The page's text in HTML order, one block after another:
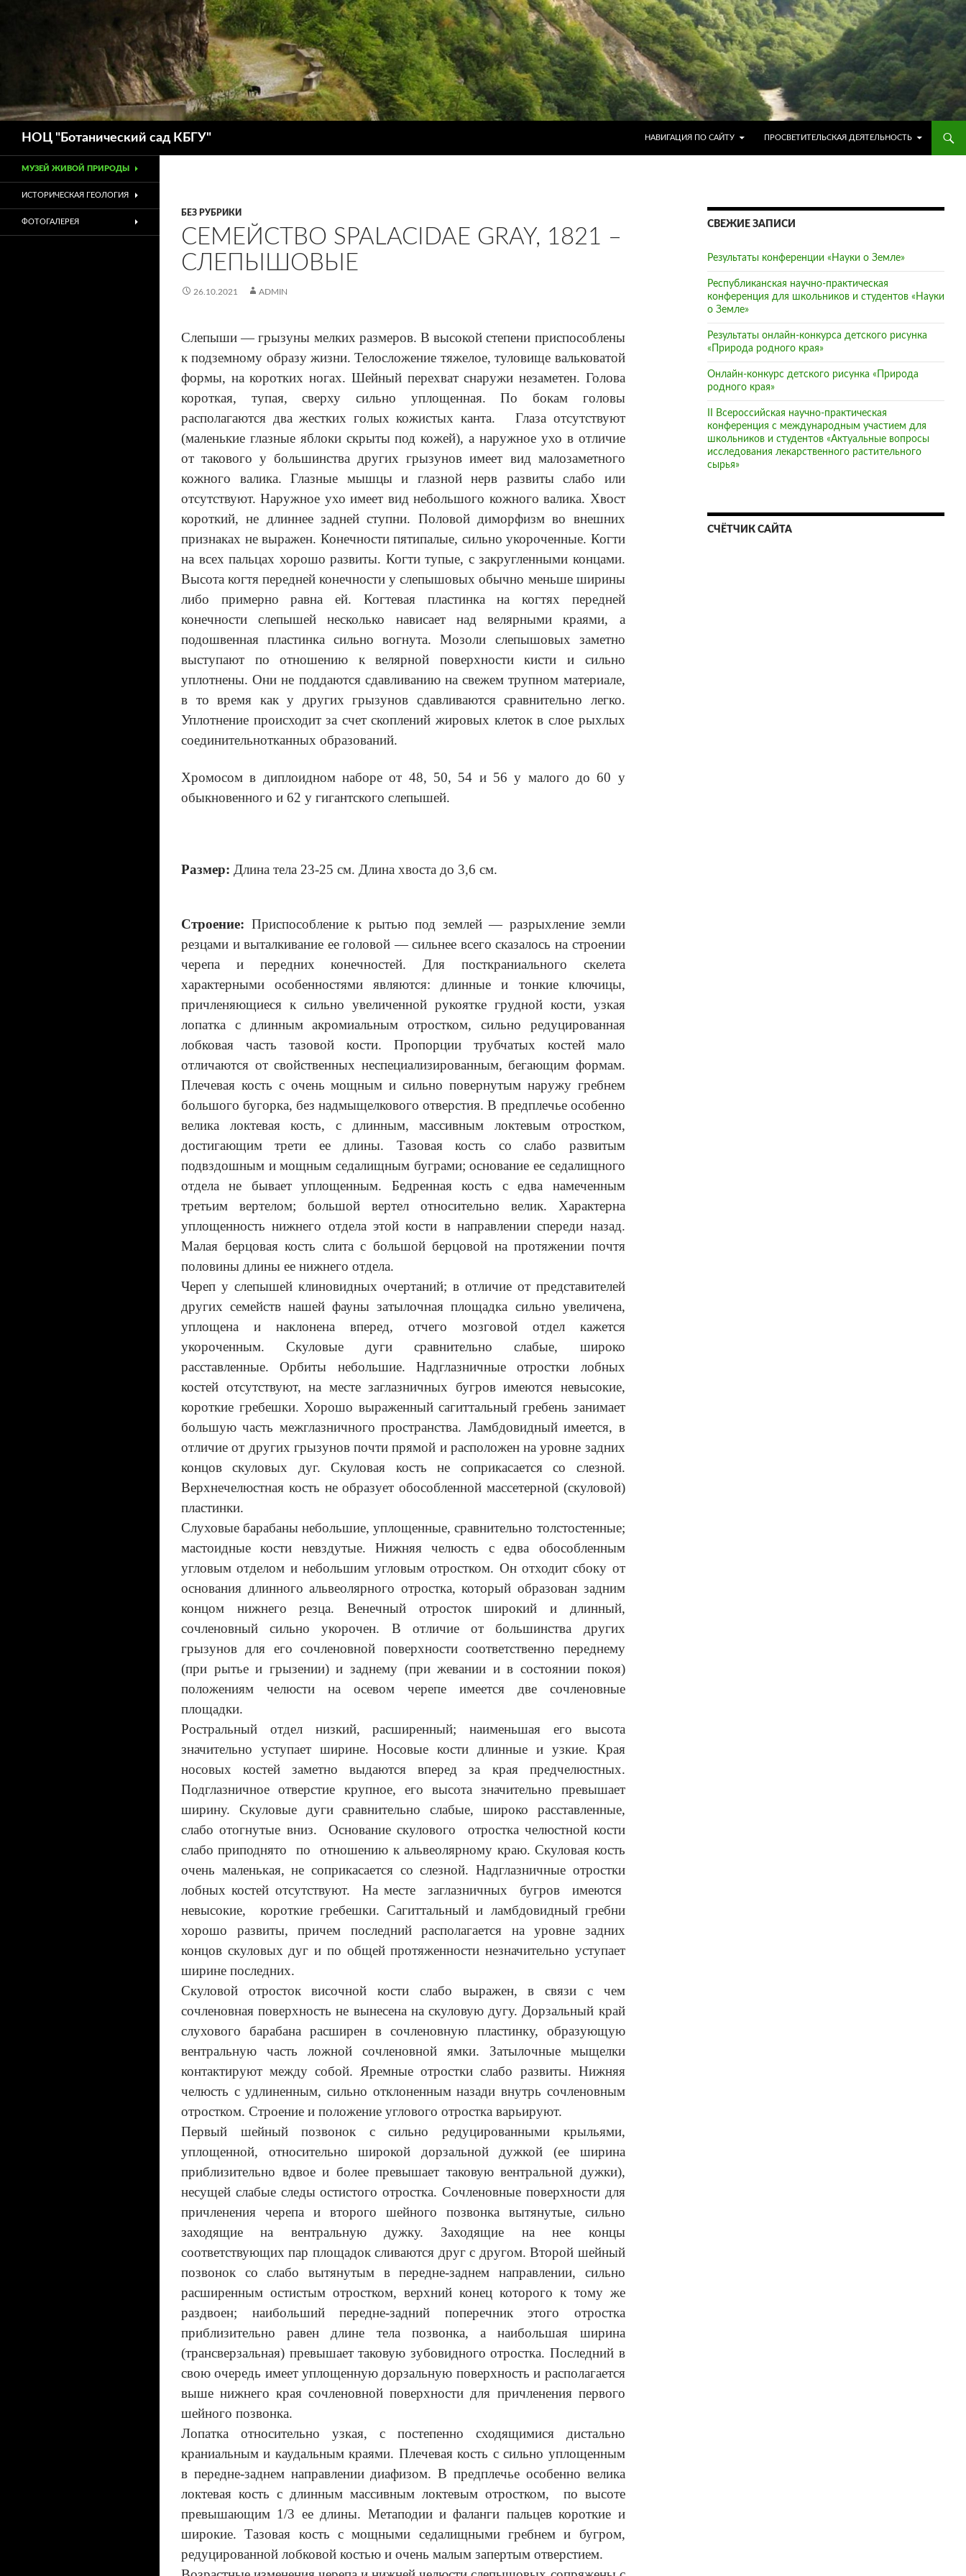
НОЦ "Ботанический сад КБГУ"
НАВИГАЦИЯ ПО САЙТУ
ПРОСВЕТИТЕЛЬСКАЯ ДЕЯТЕЛЬНОСТЬ
БЕЗ РУБРИКИ
СЕМЕЙСТВО SPALACIDAE GRAY, 1821 –
СЛЕПЫШОВЫЕ
26.10.2021 ADMIN
Слепыши — грызуны мелких размеров. В высокой степени приспособлены
к подземному образу жизни. Телосложение тяжелое, туловище вальковатой
формы, на коротких ногах. Шейный перехват снаружи незаметен. Голова
короткая, тупая, сверху сильно уплощенная. По бокам головы
располагаются два жестких голых кожистых канта.Глаза отсутствуют
(маленькие глазные яблоки скрыты под кожей), а наружное ухо в отличие
от такового у большинства других грызунов имеет вид малозаметного
кожного валика. Глазные мышцы и глазной нерв развиты слабо или
отсутствуют.Наружное ухо имеет вид небольшого кожного валика. Хвост
короткий, не длиннее задней ступни. Половой диморфизм во внешних
признаках не выражен. Конечности пятипалые, сильно укороченные. Когти
на всех пальцах хорошо развиты. Когти тупые, с закругленными концами.
Высота когтя передней конечности у слепышовых обычно меньше ширины
либо примерно равна ей. Когтевая пластинка на когтях передней
конечности слепышей несколько нависает над велярными краями, а
подошвенная пластинка сильно вогнута. Мозоли слепышовых заметно
выступают по отношению к велярной поверхности кисти и сильно
уплотнены. Они не поддаются сдавливанию на свежем трупном материале,
в то время как у других грызунов сдавливаются сравнительно легко.
Уплотнение происходит за счет скоплений жировых клеток в слое рыхлых
соединительнотканных образований.
Хромосом в диплоидном наборе от 48, 50, 54 и 56 у малого до 60 у
обыкновенного и 62 у гигантского слепышей.
Размер: Длина тела 23-25 см. Длина хвоста до 3,6 см.
Строение: Приспособление к рытью под землей — разрыхление земли
резцами и выталкивание ее головой — сильнее всего сказалось на строении
черепа и передних конечностей. Для посткраниального скелета
характерными особенностями являются: длинные и тонкие ключицы,
причленяющиеся к сильно увеличенной рукоятке грудной кости, узкая
лопатка с длинным акромиальным отростком, сильно редуцированная
лобковая часть тазовой кости. Пропорции трубчатых костей мало
отличаются от свойственных неспециализированным, бегающим формам.
Плечевая кость с очень мощным и сильно повернутым наружу гребнем
большого бугорка, без надмыщелкового отверстия. В предплечье особенно
велика локтевая кость, с длинным, массивным локтевым отростком,
достигающим трети ее длины. Тазовая кость со слабо развитым
подвздошным и мощным седалищным буграми; основание ее седалищного
отдела не бывает уплощенным. Бедренная кость с едва намеченным
третьим вертелом; большой вертел относительно велик. Характерна
уплощенность нижнего отдела этой кости в направлении спереди назад.
Малая берцовая кость слита с большой берцовой на протяжении почтя
половины длины ее нижнего отдела.
Череп у слепышей клиновидных очертаний; в отличие от представителей
других семейств нашей фауны затылочная площадка сильно увеличена,
уплощена и наклонена вперед, отчего мозговой отдел кажется
укороченным. Скуловые дуги сравнительно слабые, широко
расставленные. Орбиты небольшие. Надглазничные отростки лобных
костей отсутствуют, на месте заглазничных бугров имеются невысокие,
короткие гребешки. Хорошо выраженный сагиттальный гребень занимает
большую часть межглазничного пространства. Ламбдовидный имеется, в
отличие от других грызунов почти прямой и расположен на уровне задних
концов скуловых дуг. Скуловая кость не соприкасается со слезной.
Верхнечелюстная кость не образует обособленной массетерной (скуловой)
пластинки.
Слуховые барабаны небольшие, уплощенные, сравнительно толстостенные;
мастоидные кости невздутые. Нижняя челюсть с едва обособленным
угловым отделом и небольшим угловым отростком. Он отходит сбоку от
основания длинного альвеолярного отростка, который образован задним
концом нижнего резца. Венечный отросток широкий и длинный,
сочленовный сильно укорочен. В отличие от большинства других
грызунов для его сочленовной поверхности соответственно переднему
(при рытье и грызении) и заднему (при жевании и в состоянии покоя)
положениям челюсти на осевом черепе имеется две сочленовные
площадки.
Ростральный отдел низкий, расширенный; наименьшая его высота
значительно уступает ширине. Носовые кости длинные и узкие. Края
носовых костей заметно выдаются вперед за края предчелюстных.
Подглазничное отверстие крупное, его высота значительно превышает
ширину. Скуловые дуги сравнительно слабые, широко расставленные,
слабо отогнутые вниз. Основание скулового отростка челюстной кости
слабо приподнято по отношению к альвеолярному краю. Скуловая кость
очень маленькая, не соприкасается со слезной. Надглазничные отростки
лобных костей отсутствуют. На месте заглазничных бугров имеются
невысокие, короткие гребешки. Сагиттальный и ламбдовидный гребни
хорошо развиты, причем последний располагается на уровне задних
концов скуловых дуг и по общей протяженности незначительно уступает
ширине последних.
Скуловой отросток височной кости слабо выражен, в связи с чем
сочленовная поверхность не вынесена на скуловую дугу. Дорзальный край
слухового барабана расширен в сочленовную пластинку, образующую
вентральную часть ложной сочленовной ямки. Затылочные мыщелки
контактируют между собой. Яремные отростки слабо развиты. Нижняя
челюсть с удлиненным, сильно отклоненным назади внутрь сочленовным
отростком. Строение и положение углового отростка варьируют.
Первый шейный позвонок с сильно редуцированными крыльями,
уплощенной, относительно широкой дорзальной дужкой (ее ширина
приблизительно вдвое и более превышает таковую вентральной дужки),
несущей слабые следы остистого отростка. Сочленовные поверхности для
причленения черепа и второго шейного позвонка вытянутые, сильно
заходящие на вентральную дужку. Заходящие на нее концы
соответствующих пар площадок сливаются друг с другом. Второй шейный
позвонок со слабо вытянутым в передне-заднем направлении, сильно
расширенным остистым отростком, верхний конец которого к тому же
раздвоен; наибольший передне-задний поперечник этого отростка
приблизительно равен длине тела позвонка, а наибольшая ширина
(трансверзальная) превышает таковую зубовидного отростка. Последний в
свою очередь имеет уплощенную дорзальную поверхность и располагается
выше нижнего края сочленовной поверхности для причленения первого
шейного позвонка.
Лопатка относительно узкая, с постепенно сходящимися дистально
краниальным и каудальным краями. Плечевая кость с сильно уплощенным
в передне-заднем направлении диафизом. В предплечье особенно велика
локтевая кость с длинным массивным локтевым отростком, по высоте
превышающим 1/3 ее длины. Метаподии и фаланги пальцев короткие и
широкие. Тазовая кость с мощными седалищными гребнем и бугром,
редуцированной лобковой костью и очень малым запертым отверстием.
СВЕЖИЕ ЗАПИСИ
Результаты конференции «Науки о Земле»
Республиканская научно-практическая
конференция для школьников и студентов «Науки
о Земле»
Результаты онлайн-конкурса детского рисунка
«Природа родного края»
Онлайн-конкурс детского рисунка «Природа
родного края»
II Всероссийская научно-практическая
конференция с международным участием для
школьников и студентов «Актуальные вопросы
исследования лекарственного растительного
сырья»
СЧЁТЧИК САЙТА
МУЗЕЙ ЖИВОЙ ПРИРОДЫ
ИСТОРИЧЕСКАЯ ГЕОЛОГИЯ
ФОТОГАЛЕРЕЯ